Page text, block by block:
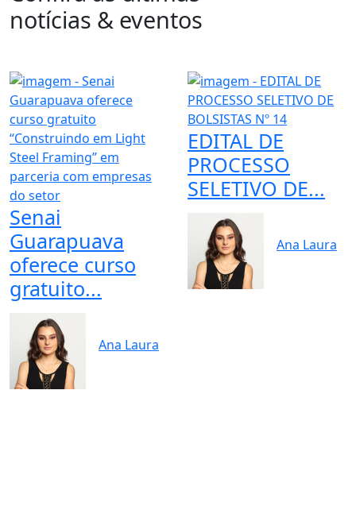
notícias & eventos
Senai
Guarapuava
oferece curso
gratuito...
Ana Laura
EDITAL DE
PROCESSO
SELETIVO DE...
Ana Laura